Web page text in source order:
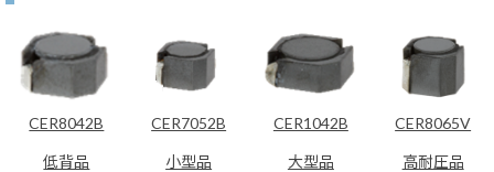
CER8042B
低背品
CER7052B
小型品
CER1042B
大型品
CER8065V
高耐圧品